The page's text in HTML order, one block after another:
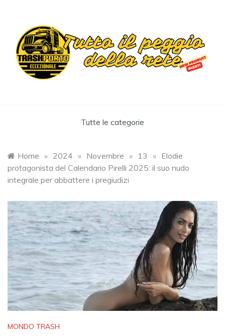
content
Tutte le categorie
Home » 2024 » Novembre » 13 » Elodie
protagonista del Calendario Pirelli 2025: il suo nudo
integrale per abbattere i pregiudizi
MONDO TRASH